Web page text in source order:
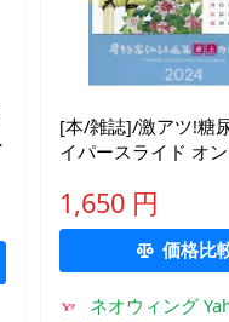
[本/雑誌]/激アツ!糖
イパースライド オ
台本/細井雅之/編集
1,650 円
価格比
ネオウィング